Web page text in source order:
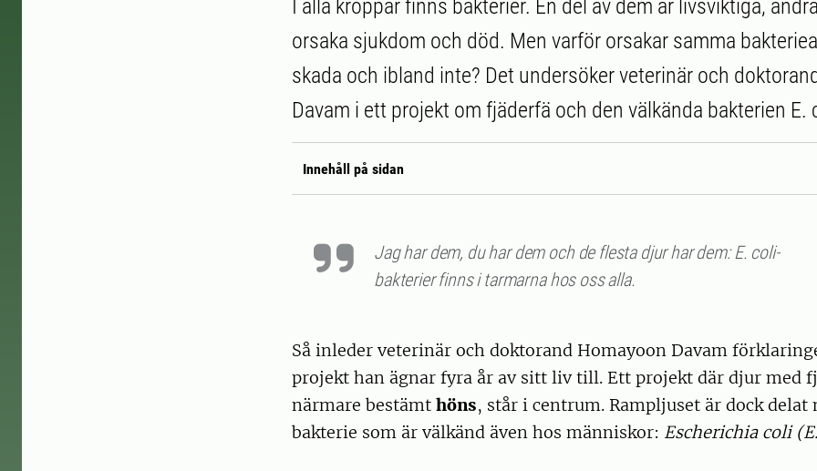
I alla kroppar finns bakterier. En del av dem är livsviktiga,
orsaka sjukdom och död. Men varför orsakar samma
skada och ibland inte? Det undersöker veterinär och
Davam i ett projekt om fjäderfä och den välkända bakterien E.
Innehåll på sidan
Jag har dem, du har dem och de flesta djur har dem: E. coli-
bakterier finns i tarmarna hos oss alla.
Så inleder veterinär och doktorand Homayoon Davam
projekt han ägnar fyra år av sitt liv till. Ett projekt där djur med
närmare bestämt höns, står i centrum. Rampljuset är dock delat
bakterie som är välkänd även hos människor: Escherichia coli